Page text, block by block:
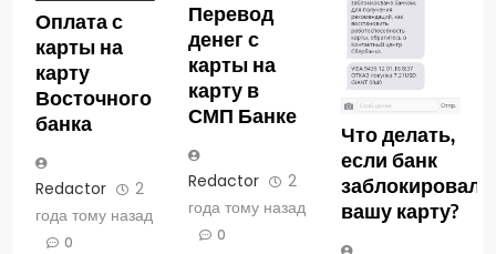
Оплата с
карты на
карту
Восточного
банка
Redactor
2
года тому назад
0
Перевод
денег с
карты на
карту в
СМП Банке
Redactor
2
года тому назад
0
Что делать,
если банк
заблокировал
вашу карту?